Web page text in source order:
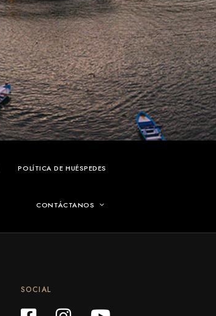
POLÍTICA DE HUÉSPEDES
CONTÁCTANOS
SOCIAL